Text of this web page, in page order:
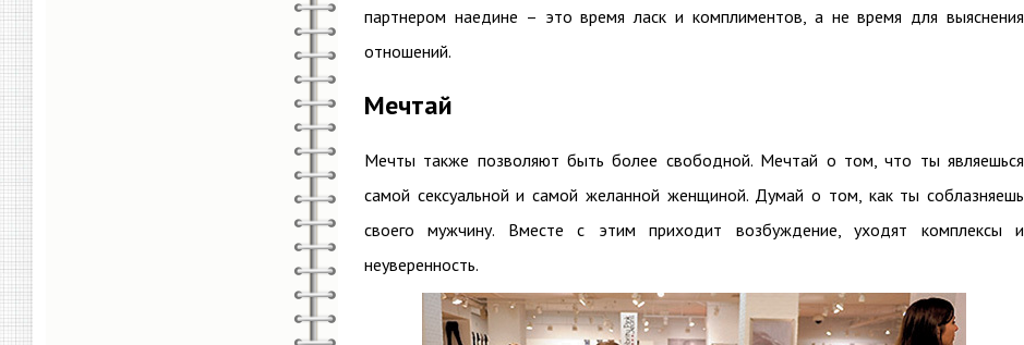
партнером наедине – это время ласк и комплиментов, а не время для выяснения
отношений.
Мечтай
Мечты также позволяют быть более свободной. Мечтай о том, что ты являешься
самой сексуальной и самой желанной женщиной. Думай о том, как ты соблазняешь
своего мужчину. Вместе с этим приходит возбуждение, уходят комплексы и
неуверенность.